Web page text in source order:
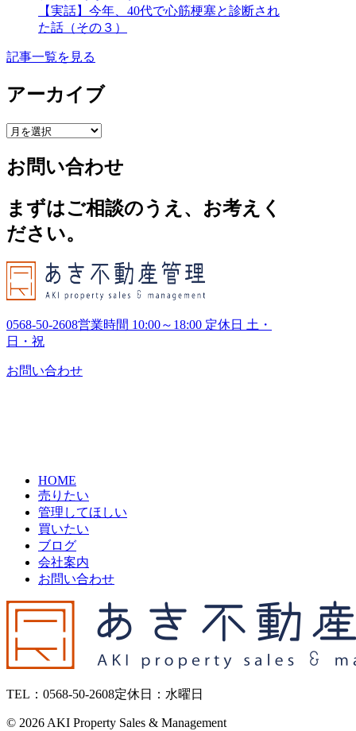
【実話】今年、40代で心筋梗塞と診断され
た話（その３）
記事一覧を見る
アーカイブ
ア
カ
イ
ブ
お問い合わせ
まずはご相談のうえ、お考えく
ださい。
0568-50-2608営業時間 10:00～18:00 定休日 土・
日・祝
お問い合わせ
HOME
売りたい
管理してほしい
買いたい
ブログ
会社案内
お問い合わせ
TEL：0568-50-2608定休日：水曜日
© 2026 AKI Property Sales & Management